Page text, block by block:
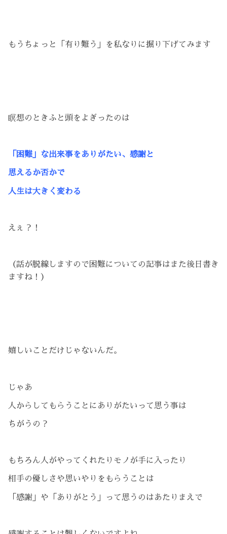
もうちょっと「有り難う」を私なりに掘り下げてみます
瞑想のときふと頭をよぎったのは
「困難」な出来事をありがたい、感謝と
思えるか否かで
人生は大きく変わる
えぇ？！
（話が脱線しますので困難についての記事はまた後日書き
ますね！）
嬉しいことだけじゃないんだ。
じゃあ
人からしてもらうことにありがたいって思う事は
ちがうの？
もちろん人がやってくれたりモノが手に入ったり
相手の優しさや思いやりをもらうことは
「感謝」や「ありがとう」って思うのはあたりまえで